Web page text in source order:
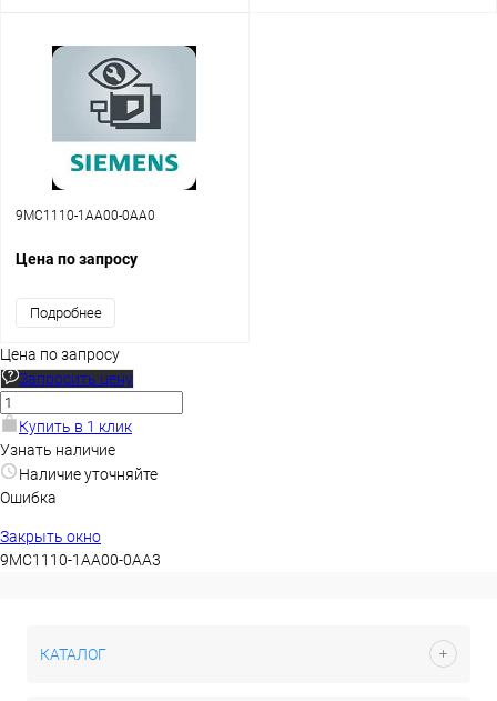
9MC1110-1AA00-0AA0
Цена по запросу
Подробнее
Цена по запросу
Запросить цену
Купить в 1 клик
Узнать наличие
Наличие уточняйте
Ошибка
Закрыть окно
9MC1110-1AA00-0AA3
КАТАЛОГ